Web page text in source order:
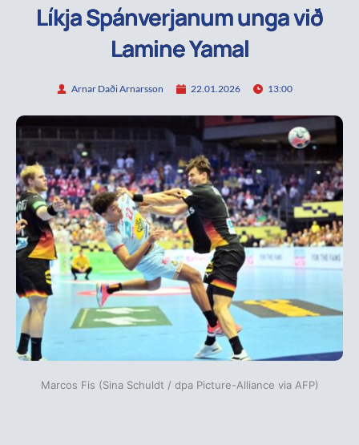
Líkja Spánverjanum unga við
Lamine Yamal
Arnar Daði Arnarsson 22.01.2026 13:00
Marcos Fis (Sina Schuldt / dpa Picture-Alliance via AFP)